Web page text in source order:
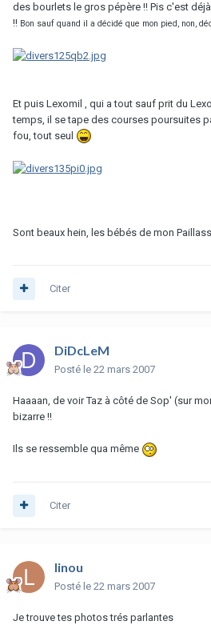
des bourlets le gros pépère !! Pis c'est
!! Bon sauf quand il a décidé que mon pied, non,
Et puis Lexomil , qui a tout sauf prit du
temps, il se tape des courses poursuites
fou, tout seul
Sont beaux hein, les bébés de mon
Citer
DiDcLeM
Posté le 22 mars 2007
Haaaan, de voir Taz à côté de Sop' (sur
bizarre !!
Ils se ressemble qua même
Citer
linou
Posté le 22 mars 2007
Je trouve tes photos trés parlantes